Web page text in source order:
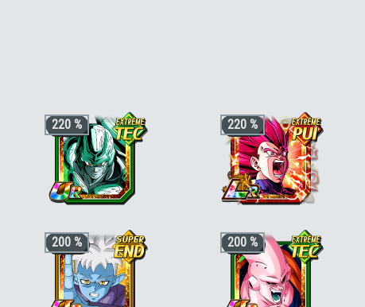
220 %
+3 ki, +200% HP & +170% ATT/DEF
pour la catégorie"Terrifiants
conquérants"ou"Absorption de
, +50% stats bonus si aussi
"Boss des films","Vie artificielle"
"Objectif Son Goku"
220 %
+3 ki, +200% HP & +170% ATT/DEF
pour la catégorie"Crossover"
"Famille de Vegeta" , +50% stats bonus
"Voyageur du temps"
200 % 200 %